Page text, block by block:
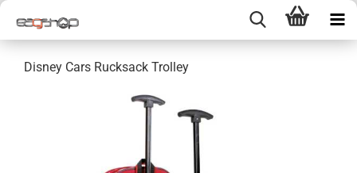
Disney Cars Rucksack Trolley